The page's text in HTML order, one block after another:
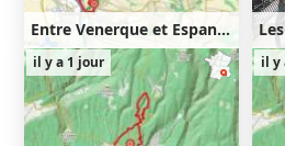
Entre Venerque et Espanès
25km
450m
450m
il y a 1 jour il y